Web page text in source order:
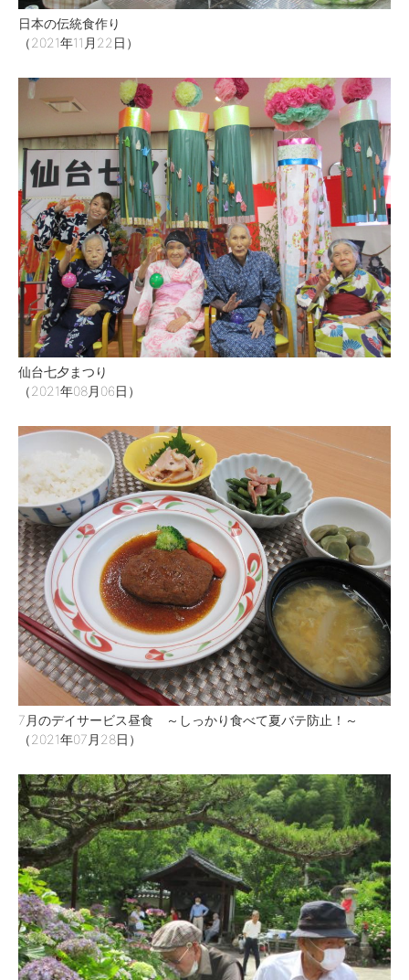
日本の伝統食作り
（2021年11月22日）
仙台七夕まつり
（2021年08月06日）
7月のデイサービス昼食 ～しっかり食べて夏バテ防止！～
（2021年07月28日）